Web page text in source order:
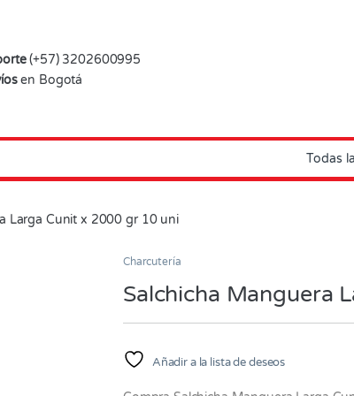
(+57) 3202600995
en Bogotá
Larga Cunit x 2000 gr 10 uni
Charcutería
Salchicha Manguera
Añadir a la lista de deseos